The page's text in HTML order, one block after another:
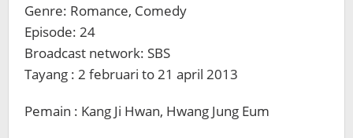
Genre: Romance, Comedy
Episode: 24
Broadcast network: SBS
Tayang : 2 februari to 21 april 2013
Pemain : Kang Ji Hwan, Hwang Jung Eum